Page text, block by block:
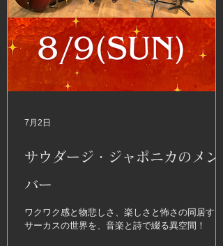
サウダージ・ジャポニカのメン
バー
ワクワク感と物悲しさ、楽しさと怖さの同居する
サーカスの世界を、音楽と詩で綴る異空間！
7月2日